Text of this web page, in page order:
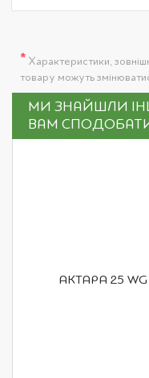
* Характеристики,
товару можуть
МИ ЗНАЙШЛИ
ВАМ
АКТАРА 25 WG